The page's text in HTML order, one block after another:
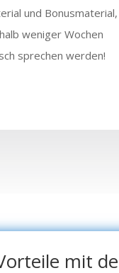
und
weniger Wochen
sprechen werden!
mit